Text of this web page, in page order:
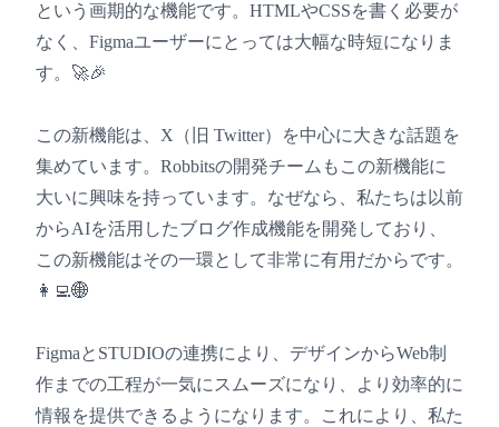
という画期的な機能です。HTMLやCSSを書く必要が
なく、Figmaユーザーにとっては大幅な時短になりま
す。🚀🎉
この新機能は、X（旧 Twitter）を中心に大きな話題を
集めています。Robbitsの開発チームもこの新機能に
大いに興味を持っています。なぜなら、私たちは以前
からAIを活用したブログ作成機能を開発しており、
この新機能はその一環として非常に有用だからです。
👩‍💻🌐
FigmaとSTUDIOの連携により、デザインからWeb制
作までの工程が一気にスムーズになり、より効率的に
情報を提供できるようになります。これにより、私た